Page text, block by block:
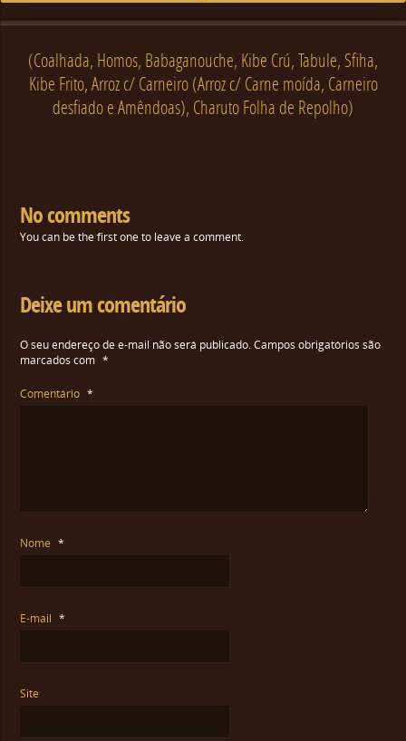
(Coalhada, Homos, Babaganouche, Kibe Crú, Tabule, Sfiha,
Kibe Frito, Arroz c/ Carneiro (Arroz c/ Carne moída, Carneiro
desfiado e Amêndoas), Charuto Folha de Repolho)
No comments
You can be the first one to leave a comment.
Deixe um comentário
O seu endereço de e-mail não será publicado. Campos obrigatórios são
marcados com *
Comentário *
Nome *
E-mail *
Site